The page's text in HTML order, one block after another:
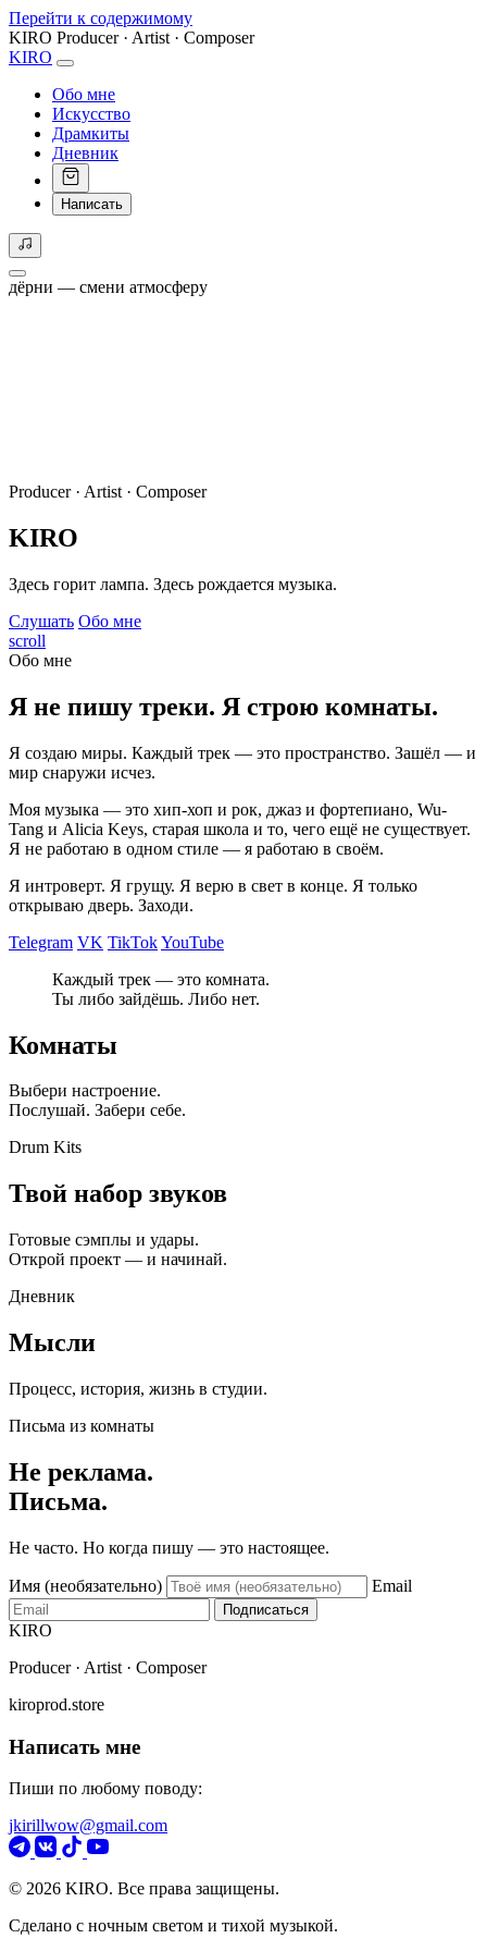
Перейти к содержимому
KIRO Producer · Artist · Composer
KIRO
Обо мне
Искусство
Драмкиты
Дневник
Написать
дёрни — смени атмосферу
Producer · Artist · Composer
KIRO
Здесь горит лампа. Здесь рождается музыка.
Слушать Обо мне
scroll
Обо мне
Я не пишу треки. Я строю комнаты.
Я создаю миры. Каждый трек — это пространство. Зашёл — и
мир снаружи исчез.
Моя музыка — это хип-хоп и рок, джаз и фортепиано, Wu-
Tang и Alicia Keys, старая школа и то, чего ещё не существует.
Я не работаю в одном стиле — я работаю в своём.
Я интроверт. Я грущу. Я верю в свет в конце. Я только
открываю дверь. Заходи.
Telegram VK TikTokYouTube
Каждый трек — это комната.
Ты либо зайдёшь. Либо нет.
Комнаты
Выбери настроение.
Послушай. Забери себе.
Drum Kits
Твой набор звуков
Готовые сэмплы и удары.
Открой проект — и начинай.
Дневник
Мысли
Процесс, история, жизнь в студии.
Письма из комнаты
Не реклама.
Письма.
Не часто. Но когда пишу — это настоящее.
Имя (необязательно) Email
Подписаться
KIRO
Producer · Artist · Composer
kiroprod.store
Написать мне
Пиши по любому поводу:
jkirillwow@gmail.com
© 2026 KIRO. Все права защищены.
Сделано с ночным светом и тихой музыкой.